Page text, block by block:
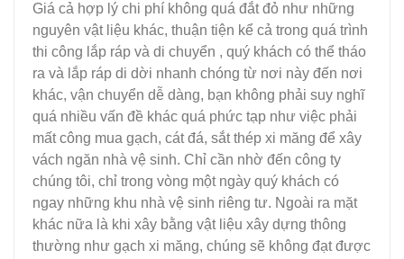
Giá cả hợp lý chi phí không quá đắt đỏ như những
nguyên vật liệu khác, thuận tiện kể cả trong quá trình
thi công lắp ráp và di chuyển , quý khách có thể tháo
ra và lắp ráp di dời nhanh chóng từ nơi này đến nơi
khác, vận chuyển dễ dàng, bạn không phải suy nghĩ
quá nhiều vấn đề khác quá phức tạp như việc phải
mất công mua gạch, cát đá, sắt thép xi măng để xây
vách ngăn nhà vệ sinh. Chỉ cần nhờ đến công ty
chúng tôi, chỉ trong vòng một ngày quý khách có
ngay những khu nhà vệ sinh riêng tư. Ngoài ra mặt
khác nữa là khi xây bằng vật liệu xây dựng thông
thường như gạch xi măng, chúng sẽ không đạt được